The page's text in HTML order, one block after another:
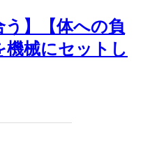
う】【体への負
械にセットし